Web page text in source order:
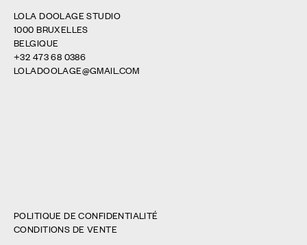
LOLA DOOLAGE STUDIO
1000 BRUXELLES
BELGIQUE
+32 473 68 0386
LOLADOOLAGE@GMAIL.COM
POLITIQUE DE CONFIDENTIALITÉ
CONDITIONS DE VENTE